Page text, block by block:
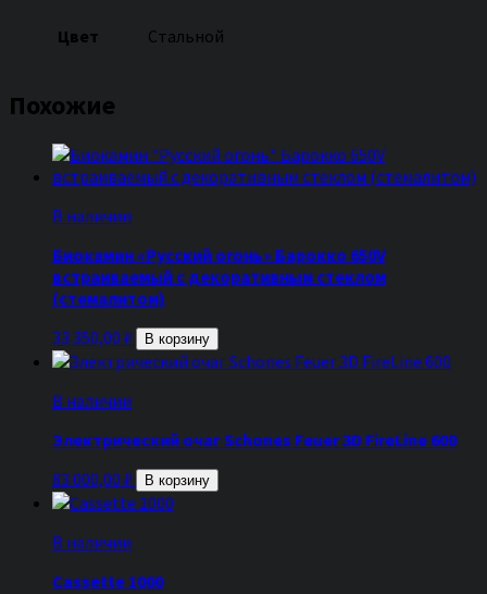
Цвет Стальной
Похожие
В наличии
Биокамин «Русский огонь» Барокко 650V
встраиваемый с декоративным стеклом
(стемалитом)
33 350,00 ₽ В корзину
В наличии
Электрический очаг Schones Feuer 3D FireLine 600
83 000,00 ₽ В корзину
В наличии
Cassette 1000